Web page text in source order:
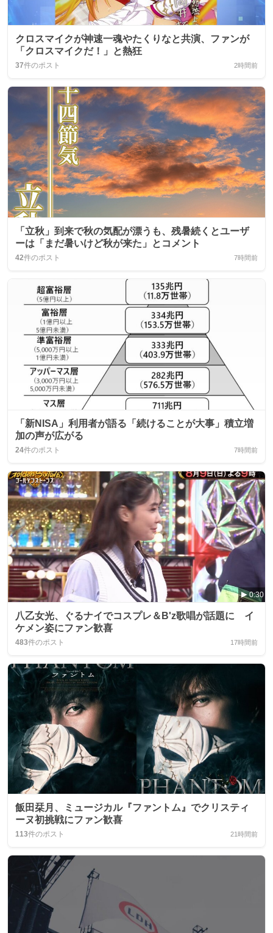
クロスマイクが神速一魂やたくりなと共演、ファンが
「クロスマイクだ！」と熱狂
37件のポスト 2時間前
「立秋」到来で秋の気配が漂うも、残暑続くとユーザ
ーは「まだ暑いけど秋が来た」とコメント
42件のポスト 7時間前
「新NISA」利用者が語る「続けることが大事」積立増
加の声が広がる
24件のポスト 7時間前
0:30
八乙女光、ぐるナイでコスプレ＆B'z歌唱が話題に イ
ケメン姿にファン歓喜
483件のポスト 17時間前
飯田栞月、ミュージカル『ファントム』でクリスティ
ーヌ初挑戦にファン歓喜
113件のポスト 21時間前